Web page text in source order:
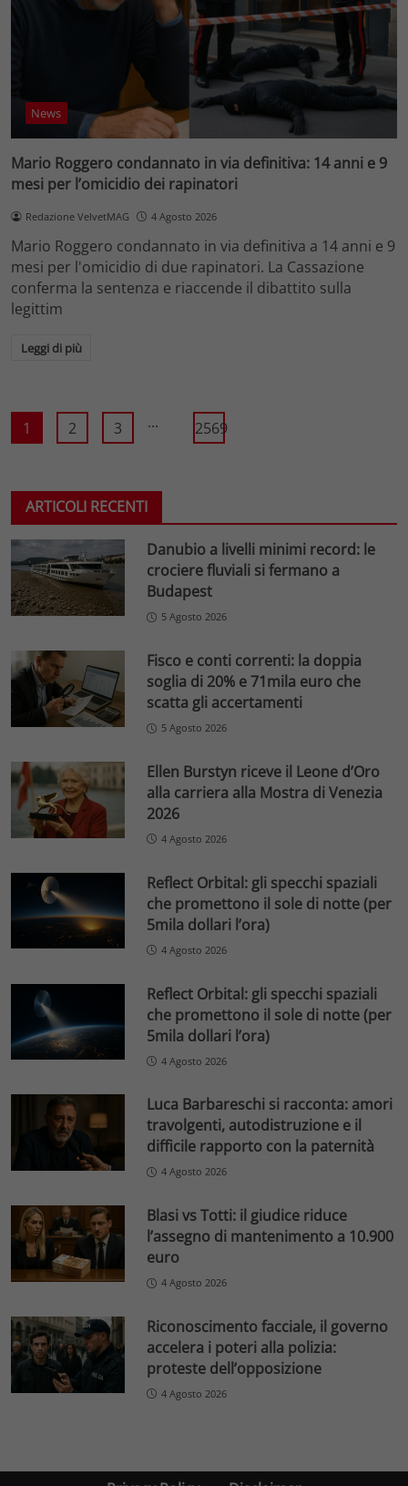
News
Mario Roggero condannato in via definitiva: 14 anni e 9
mesi per l’omicidio dei rapinatori
Redazione VelvetMAG 4 Agosto 2026
Mario Roggero condannato in via definitiva a 14 anni e 9
mesi per l'omicidio di due rapinatori. La Cassazione
conferma la sentenza e riaccende il dibattito sulla
legittim
Leggi di più
1 2 3 ... 2569
ARTICOLI RECENTI
Danubio a livelli minimi record: le
crociere fluviali si fermano a
Budapest
5 Agosto 2026
Fisco e conti correnti: la doppia
soglia di 20% e 71mila euro che
scatta gli accertamenti
5 Agosto 2026
Ellen Burstyn riceve il Leone d’Oro
alla carriera alla Mostra di Venezia
2026
4 Agosto 2026
Reflect Orbital: gli specchi spaziali
che promettono il sole di notte (per
5mila dollari l’ora)
4 Agosto 2026
Reflect Orbital: gli specchi spaziali
che promettono il sole di notte (per
5mila dollari l’ora)
4 Agosto 2026
Luca Barbareschi si racconta: amori
travolgenti, autodistruzione e il
difficile rapporto con la paternità
4 Agosto 2026
Blasi vs Totti: il giudice riduce
l’assegno di mantenimento a 10.900
euro
4 Agosto 2026
Riconoscimento facciale, il governo
accelera i poteri alla polizia:
proteste dell’opposizione
4 Agosto 2026